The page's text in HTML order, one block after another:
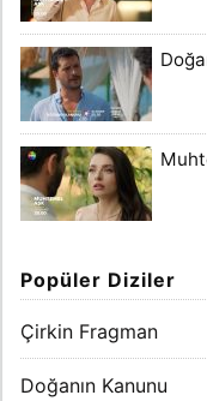
Popüler Diziler
Çirkin Fragman
Doğanın Kanunu